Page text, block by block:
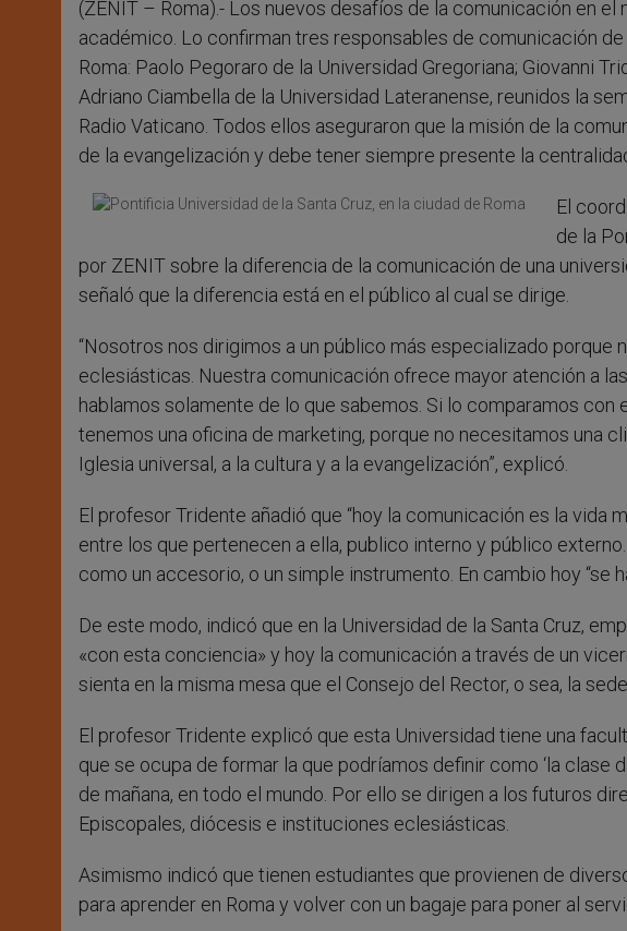
(ZENIT – Roma).- Los nuevos desafíos de la comunicación en
académico. Lo confirman tres responsables de comunicación
Roma: Paolo Pegoraro de la Universidad Gregoriana; Giovanni
Adriano Ciambella de la Universidad Lateranense, reunidos la
Radio Vaticano. Todos ellos aseguraron que la misión de la
de la evangelización y debe tener siempre presente la
El
de la
por ZENIT sobre la diferencia de la comunicación de una
señaló que la diferencia está en el público al cual se dirige.
“Nosotros nos dirigimos a un público más especializado
eclesiásticas. Nuestra comunicación ofrece mayor atención a
hablamos solamente de lo que sabemos. Si lo comparamos con
tenemos una oficina de marketing, porque no necesitamos una
Iglesia universal, a la cultura y a la evangelización”, explicó.
El profesor Tridente añadió que “hoy la comunicación es la vida
entre los que pertenecen a ella, publico interno y público
como un accesorio, o un simple instrumento. En cambio hoy “se
De este modo, indicó que en la Universidad de la Santa Cruz,
«con esta conciencia» y hoy la comunicación a través de un
sienta en la misma mesa que el Consejo del Rector, o sea, la
El profesor Tridente explicó que esta Universidad tiene una
que se ocupa de formar la que podríamos definir como ‘la clase
de mañana, en todo el mundo. Por ello se dirigen a los futuros
Episcopales, diócesis e instituciones eclesiásticas.
Asimismo indicó que tienen estudiantes que provienen de
para aprender en Roma y volver con un bagaje para poner al